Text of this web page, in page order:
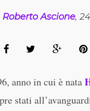
Roberto Ascione,
anno in cui è nata
stati